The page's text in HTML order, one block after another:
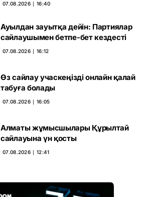
07.08.2026 ∣ 16:40
Ауылдан зауытқа дейін: Партиялар
сайлаушымен бетпе-бет кездесті
07.08.2026 ∣ 16:12
Өз сайлау учаскеңізді онлайн қалай
табуға болады
07.08.2026 ∣ 16:05
Алматы жұмысшылары Құрылтай
сайлауына үн қосты
07.08.2026 ∣ 12:41